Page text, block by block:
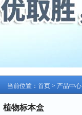
当前位置： 首页 > 产品中心
植物标本盒